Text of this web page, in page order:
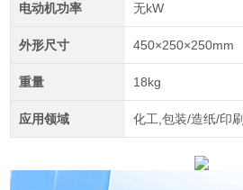
电动机功率 无kW
外形尺寸 450×250×250mm
重量 18kg
应用领域 化工,包装/造纸/印刷